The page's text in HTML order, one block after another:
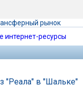
рынок
ресурсы
"Реала" в "Шальке"